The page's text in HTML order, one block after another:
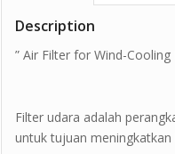
Description
” Air Filter for Wind-
Filter udara adalah
untuk tujuan